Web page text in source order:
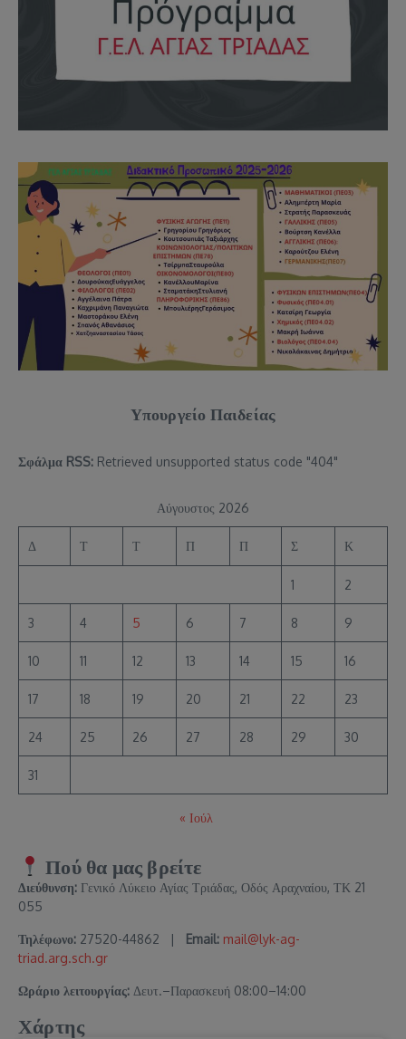
Υπουργείο Παιδείας
Σφάλμα RSS: Retrieved unsupported status code "404"
Αύγουστος 2026
Δ Τ Τ Π Π Σ Κ
1 2
3 4 5 6 7 8 9
10 11 12 13 14 15 16
17 18 19 20 21 22 23
24 25 26 27 28 29 30
31
« Ιούλ
Πού θα μας βρείτε
Διεύθυνση: Γενικό Λύκειο Αγίας Τριάδας, Οδός Αραχναίου, ΤΚ 21
055
Τηλέφωνο: 27520-44862 | Email: mail@lyk-ag-
triad.arg.sch.gr
Ωράριο λειτουργίας: Δευτ.–Παρασκευή 08:00–14:00
Χάρτης